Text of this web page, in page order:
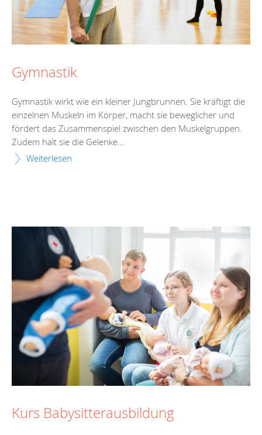
Gymnastik
Gymnastik wirkt wie ein kleiner Jungbrunnen. Sie kräftigt die
einzelnen Muskeln im Körper, macht sie beweglicher und
fördert das Zusammenspiel zwischen den Muskelgruppen.
Zudem hält sie die Gelenke...
Weiterlesen
Kurs Babysitterausbildung